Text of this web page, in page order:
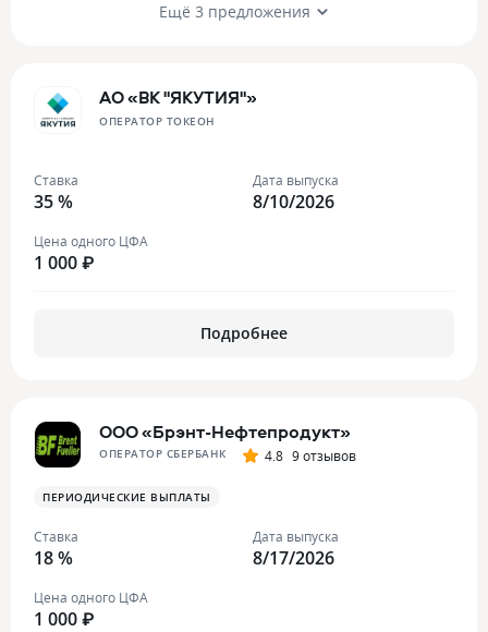
Ещё 3 предложения
АО «ВК "ЯКУТИЯ"»
ОПЕРАТОР ТОКЕОН
Ставка
35 %
Дата выпуска
8/10/2026
Цена одного ЦФА
1 000 ₽
Подробнее
ООО «Брэнт-Нефтепродукт»
ОПЕРАТОР СБЕРБАНК 4.8 9 отзывов
ПЕРИОДИЧЕСКИЕ ВЫПЛАТЫ
Ставка
18 %
Дата выпуска
8/17/2026
Цена одного ЦФА
1 000 ₽